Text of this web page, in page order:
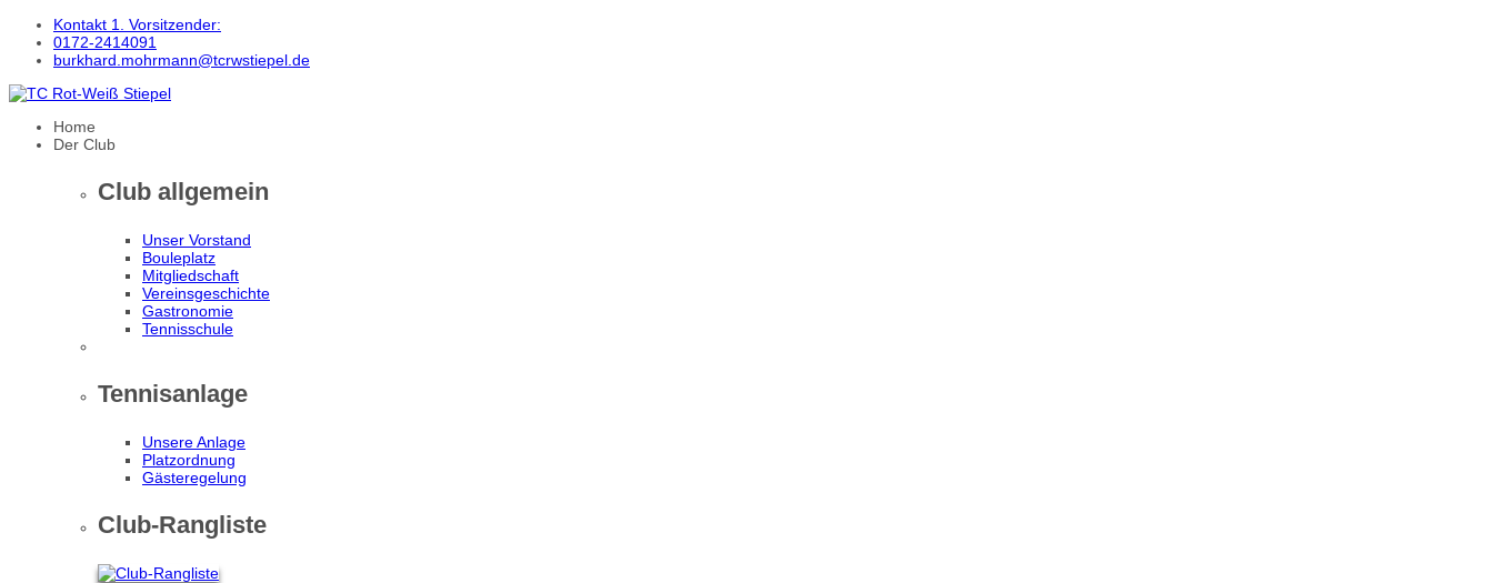
Kontakt 1. Vorsitzender:
0172-2414091
burkhard.mohrmann@tcrwstiepel.de
Home
Der Club
Club allgemein
Unser Vorstand
Bouleplatz
Mitgliedschaft
Vereinsgeschichte
Gastronomie
Tennisschule
Tennisanlage
Unsere Anlage
Platzordnung
Gästeregelung
Club-Rangliste